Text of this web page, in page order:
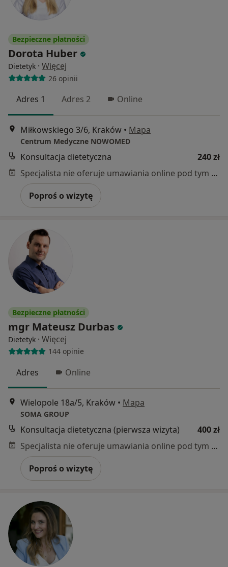
Bezpieczne płatności
Dorota Huber
Dietetyk · Więcej
26 opinii
Adres 1 Adres 2 Online
Miłkowskiego 3/6, Kraków • Mapa
Centrum Medyczne NOWOMED
Konsultacja dietetyczna
240 zł
Specjalista nie oferuje umawiania online pod tym adresem.
Poproś o wizytę
Bezpieczne płatności
mgr Mateusz Durbas
Dietetyk · Więcej
144 opinie
Adres Online
Wielopole 18a/5, Kraków • Mapa
SOMA GROUP
Konsultacja dietetyczna (pierwsza wizyta)
400 zł
Specjalista nie oferuje umawiania online pod tym adresem.
Poproś o wizytę